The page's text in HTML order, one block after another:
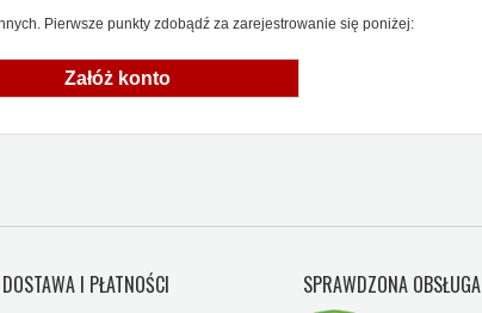
Pierwsze punkty zdobądź za zarejestrowanie się poniżej:
Załóż konto
DOSTAWA I PŁATNOŚCI SPRAWDZONA OBSŁUGA